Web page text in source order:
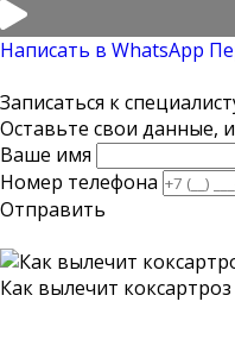
Написать в WhatsApp
Записаться к
Оставьте свои данные,
Ваше имя
Номер телефона
Отправить
Как вылечит коксартроз